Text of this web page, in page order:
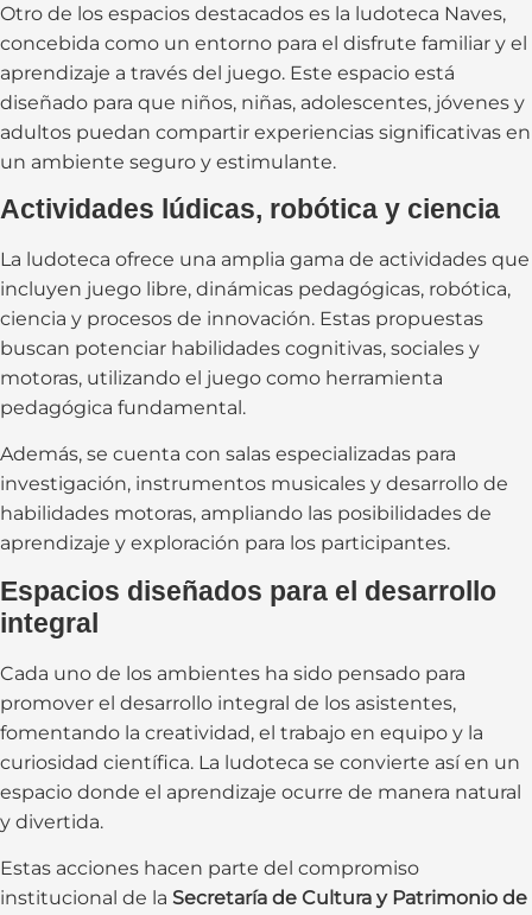
Otro de los espacios destacados es la ludoteca Naves,
concebida como un entorno para el disfrute familiar y el
aprendizaje a través del juego. Este espacio está
diseñado para que niños, niñas, adolescentes, jóvenes y
adultos puedan compartir experiencias significativas en
un ambiente seguro y estimulante.
Actividades lúdicas, robótica y ciencia
La ludoteca ofrece una amplia gama de actividades que
incluyen juego libre, dinámicas pedagógicas, robótica,
ciencia y procesos de innovación. Estas propuestas
buscan potenciar habilidades cognitivas, sociales y
motoras, utilizando el juego como herramienta
pedagógica fundamental.
Además, se cuenta con salas especializadas para
investigación, instrumentos musicales y desarrollo de
habilidades motoras, ampliando las posibilidades de
aprendizaje y exploración para los participantes.
Espacios diseñados para el desarrollo
integral
Cada uno de los ambientes ha sido pensado para
promover el desarrollo integral de los asistentes,
fomentando la creatividad, el trabajo en equipo y la
curiosidad científica. La ludoteca se convierte así en un
espacio donde el aprendizaje ocurre de manera natural
y divertida.
Estas acciones hacen parte del compromiso
institucional de la Secretaría de Cultura y Patrimonio de